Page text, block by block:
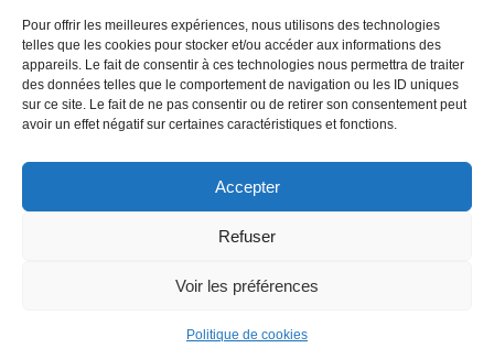
Pour offrir les meilleures expériences, nous utilisons des technologies
telles que les cookies pour stocker et/ou accéder aux informations des
appareils. Le fait de consentir à ces technologies nous permettra de traiter
des données telles que le comportement de navigation ou les ID uniques
sur ce site. Le fait de ne pas consentir ou de retirer son consentement peut
avoir un effet négatif sur certaines caractéristiques et fonctions.
Accepter
Refuser
Voir les préférences
Politique de cookies
Copyright 2026 - Devis piscine - Tous droit réservés